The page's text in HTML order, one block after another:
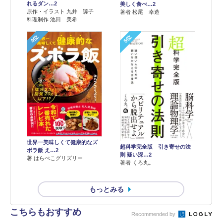
れるダン…2
原作・イラスト 九井 諒子
料理制作 池田 美希
美しく食べ…2
著者 松尾 幸造
4位
世界一美味しくて健康的なズ
ボラ飯 え…2
著 はらぺこグリズリー
5位
超科学完全版 引き寄せの法
則 疑い深…2
著者 くろ丸。
もっとみる
こちらもおすすめ Recommended by